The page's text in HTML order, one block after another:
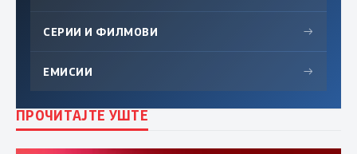
СЕРИИ И ФИЛМОВИ →
ЕМИСИИ →
ПРОЧИТАЈТЕ УШТЕ